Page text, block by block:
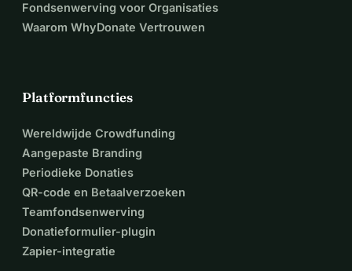
Fondsenwerving voor Organisaties
Waarom WhyDonate Vertrouwen
Platformfuncties
Wereldwijde Crowdfunding
Aangepaste Branding
Periodieke Donaties
QR-code en Betaalverzoeken
Teamfondsenwerving
Donatieformulier-plugin
Zapier-integratie